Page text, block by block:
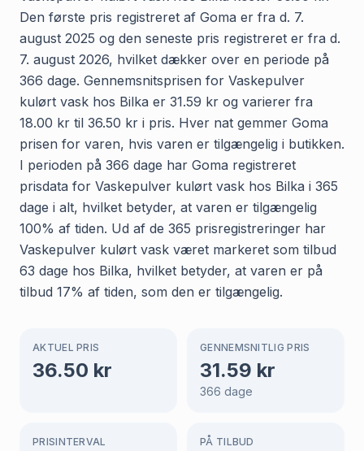
Den første pris registreret af Goma er fra d. 7.
august 2025 og den seneste pris registreret er fra d.
7. august 2026, hvilket dækker over en periode på
366 dage. Gennemsnitsprisen for Vaskepulver
kulørt vask hos Bilka er 31.59 kr og varierer fra
18.00 kr til 36.50 kr i pris. Hver nat gemmer Goma
prisen for varen, hvis varen er tilgængelig i butikken.
I perioden på 366 dage har Goma registreret
prisdata for Vaskepulver kulørt vask hos Bilka i 365
dage i alt, hvilket betyder, at varen er tilgængelig
100% af tiden. Ud af de 365 prisregistreringer har
Vaskepulver kulørt vask været markeret som tilbud
63 dage hos Bilka, hvilket betyder, at varen er på
tilbud 17% af tiden, som den er tilgængelig.
AKTUEL PRIS
36.50 kr
GENNEMSNITLIG PRIS
31.59 kr
366 dage
PRISINTERVAL PÅ TILBUD